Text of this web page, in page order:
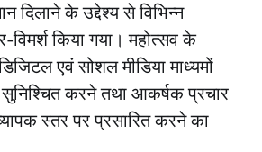
दिलाने के उद्देश्य से विभिन्न
विमर्श किया गया। महोत्सव के
एवं सोशल मीडिया माध्यमों
सुनिश्चित करने तथा आकर्षक प्रचार
स्तर पर प्रसारित करने का